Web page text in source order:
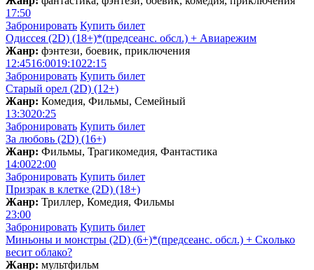
17:50
Забронировать Купить билет
Одиссея (2D) (18+)*(предсеанс. обсл.) + Aвиарежим
Жанр: фэнтези, боевик, приключения
12:4516:0019:1022:15
Забронировать Купить билет
Старый орел (2D) (12+)
Жанр: Комедия, Фильмы, Семейный
13:3020:25
Забронировать Купить билет
За любовь (2D) (16+)
Жанр: Фильмы, Трагикомедия, Фантастика
14:0022:00
Забронировать Купить билет
Призрак в клетке (2D) (18+)
Жанр: Триллер, Комедия, Фильмы
23:00
Забронировать Купить билет
Миньоны и монстры (2D) (6+)*(предсеанс. обсл.) + Скoлько
весит облако?
Жанр: мультфильм